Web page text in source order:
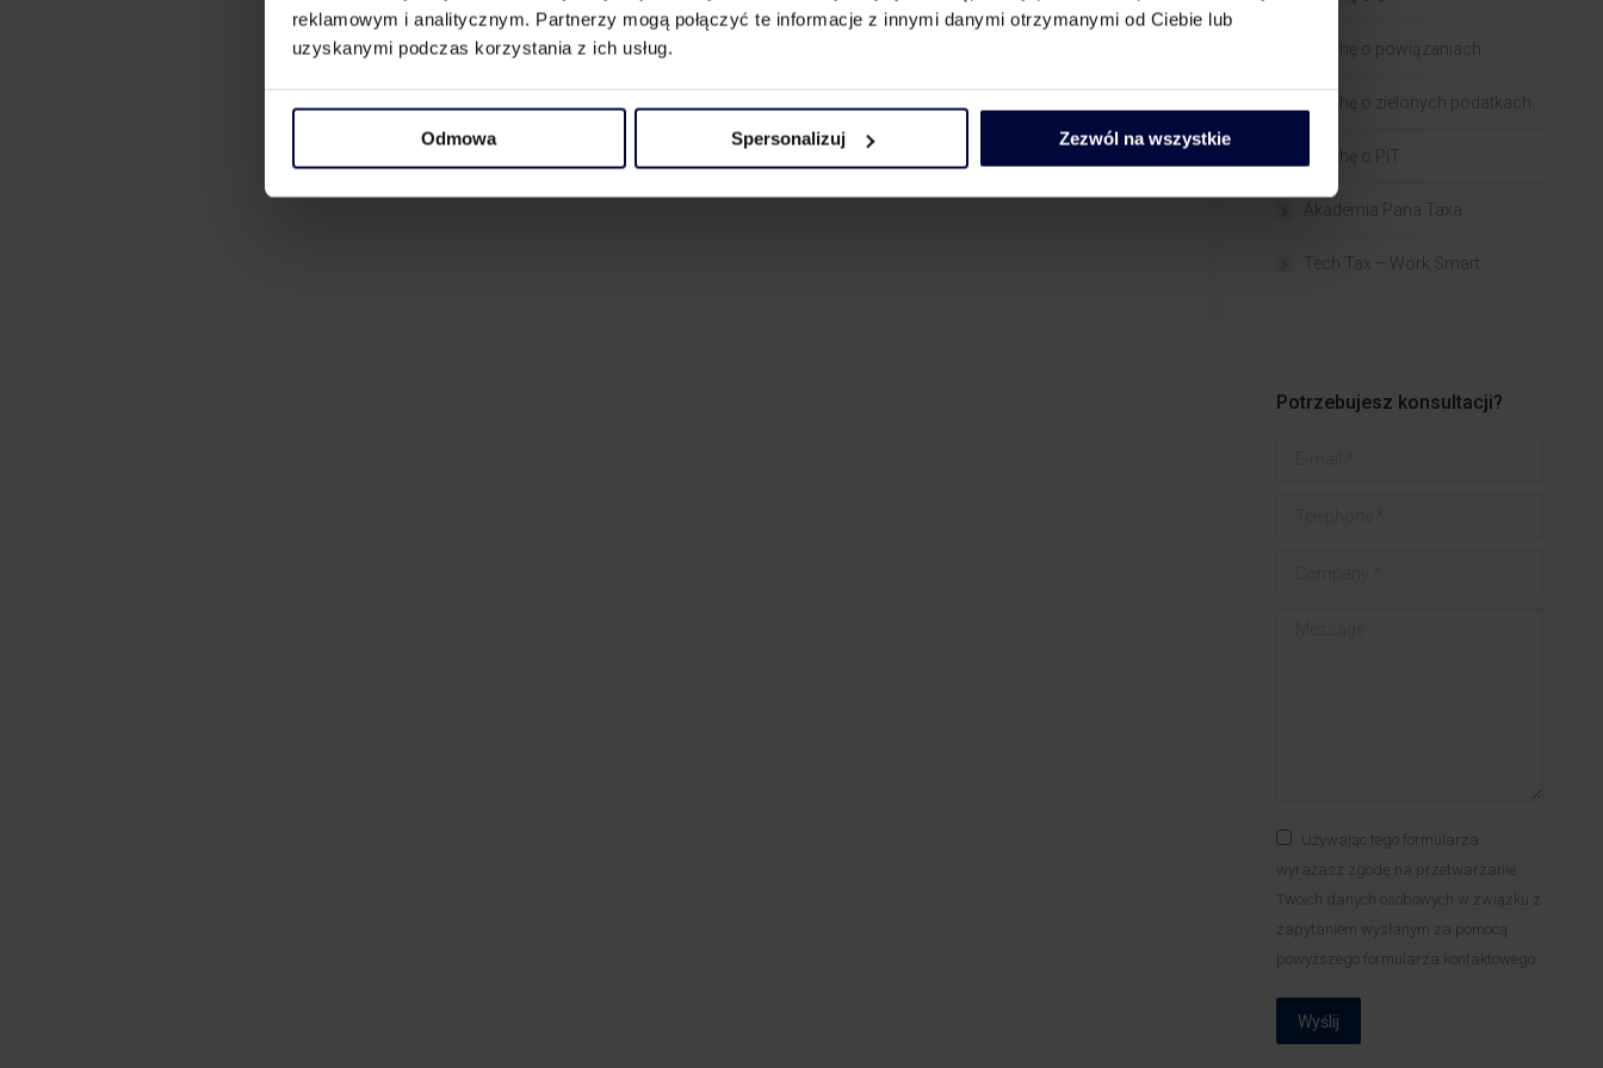
reklamowym i analitycznym. Partnerzy mogą połączyć te informacje z innymi danymi otrzymanymi od Ciebie lub
uzyskanymi podczas korzystania z ich usług.
Odmowa Spersonalizuj Zezwól na wszystkie
Trochę o powiązaniach​
Trochę o zielonych podatkach
Trochę o PIT
Akademia Pana Taxa
Tech Tax – Work Smart
Potrzebujesz konsultacji?
Używając tego formularza
wyrażasz zgodę na przetwarzanie
Twoich danych osobowych w związku z
zapytaniem wysłanym za pomocą
powyższego formularza kontaktowego
Wyślij